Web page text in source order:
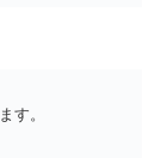
す。